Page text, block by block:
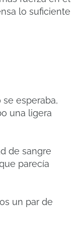
lo suficiente
esperaba,
una ligera
de sangre
parecía
un par de